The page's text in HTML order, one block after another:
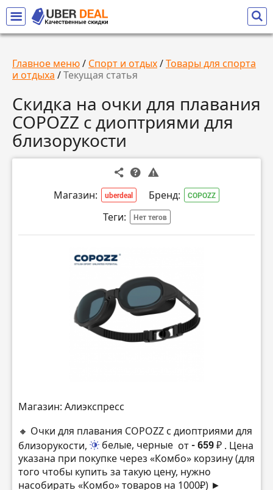
Главное меню/ Спорт и отдых/Товары для спорта
и отдыха /Текущая статья
Скидка на очки для плавания
COPOZZ с диоптриями для
близорукости
Магазин: uberdeal Бренд: COPOZZ
Теги: Нет тегов
Магазин: Алиэкспресс
🔸 Очки для плавания COPOZZ с диоптриями для
близорукости,
белые, черные от- 659 ₽ . Цена
указана при покупке через «Комбо» корзину (для
того чтобы купить за такую цену, нужно
насобирать «Комбо» товаров на 1000₽) ►